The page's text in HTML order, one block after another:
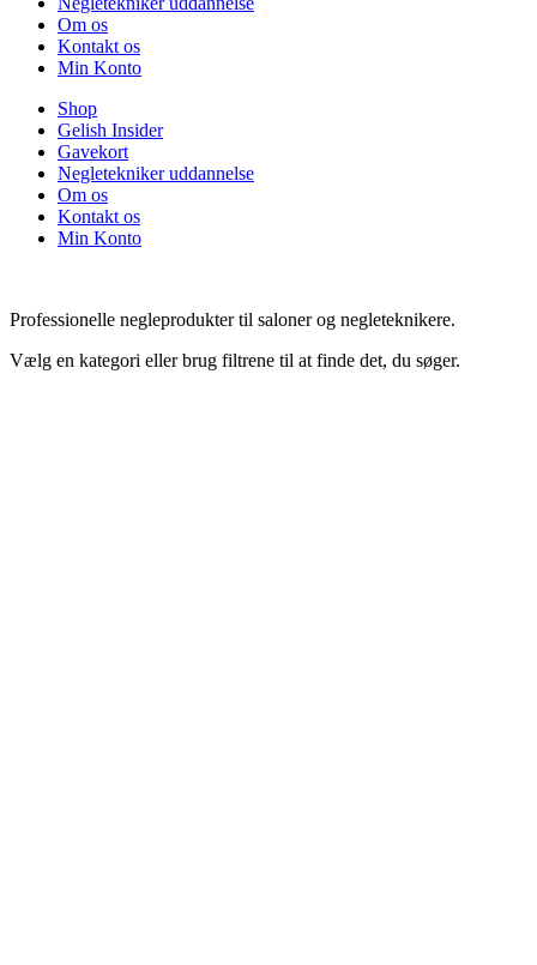
Om os
Kontakt os
Min Konto
Shop
Gelish Insider
Gavekort
Negletekniker uddannelse
Om os
Kontakt os
Min Konto
Professionelle negleprodukter til saloner og negleteknikere.
Vælg en kategori eller brug filtrene til at finde det, du søger.